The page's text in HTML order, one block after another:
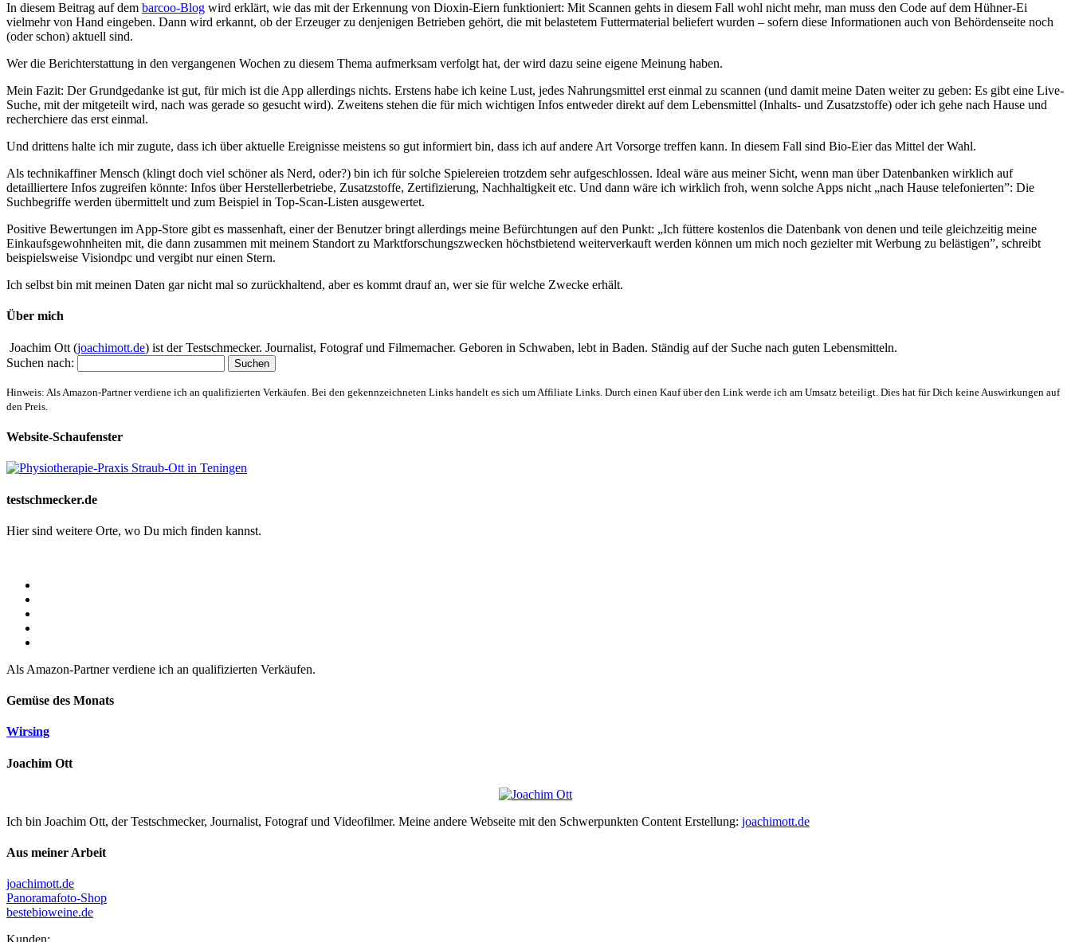
In diesem Beitrag auf dem barcoo-Blog wird erklärt, wie das mit der Erkennung von Dioxin-Eiern funktioniert: Mit Scannen gehts in diesem Fall wohl nicht mehr, man muss den Code auf dem Hühner-Ei
vielmehr von Hand eingeben. Dann wird erkannt, ob der Erzeuger zu denjenigen Betrieben gehört, die mit belastetem Futtermaterial beliefert wurden – sofern diese Informationen auch von Behördenseite noch
(oder schon) aktuell sind.
Wer die Berichterstattung in den vergangenen Wochen zu diesem Thema aufmerksam verfolgt hat, der wird dazu seine eigene Meinung haben.
Mein Fazit: Der Grundgedanke ist gut, für mich ist die App allerdings nichts. Erstens habe ich keine Lust, jedes Nahrungsmittel erst einmal zu scannen (und damit meine Daten weiter zu geben: Es gibt eine Live-
Suche, mit der mitgeteilt wird, nach was gerade so gesucht wird). Zweitens stehen die für mich wichtigen Infos entweder direkt auf dem Lebensmittel (Inhalts- und Zusatzstoffe) oder ich gehe nach Hause und
recherchiere das erst einmal.
Und drittens halte ich mir zugute, dass ich über aktuelle Ereignisse meistens so gut informiert bin, dass ich auf andere Art Vorsorge treffen kann. In diesem Fall sind Bio-Eier das Mittel der Wahl.
Als technikaffiner Mensch (klingt doch viel schöner als Nerd, oder?) bin ich für solche Spielereien trotzdem sehr aufgeschlossen. Ideal wäre aus meiner Sicht, wenn man über Datenbanken wirklich auf
detailliertere Infos zugreifen könnte: Infos über Herstellerbetriebe, Zusatzstoffe, Zertifizierung, Nachhaltigkeit etc. Und dann wäre ich wirklich froh, wenn solche Apps nicht „nach Hause telefonierten”: Die
Suchbegriffe werden übermittelt und zum Beispiel in Top-Scan-Listen ausgewertet.
Positive Bewertungen im App-Store gibt es massenhaft, einer der Benutzer bringt allerdings meine Befürchtungen auf den Punkt: „Ich füttere kostenlos die Datenbank von denen und teile gleichzeitig meine
Einkaufsgewohnheiten mit, die dann zusammen mit meinem Standort zu Marktforschungszwecken höchstbietend weiterverkauft werden können um mich noch gezielter mit Werbung zu belästigen”, schreibt
beispielsweise Visiondpc und vergibt nur einen Stern.
Ich selbst bin mit meinen Daten gar nicht mal so zurückhaltend, aber es kommt drauf an, wer sie für welche Zwecke erhält.
Über mich
Joachim Ott (joachimott.de) ist der Testschmecker. Journalist, Fotograf und Filmemacher. Geboren in Schwaben, lebt in Baden. Ständig auf der Suche nach guten Lebensmitteln.
Suchen nach:
Hinweis: Als Amazon-Partner verdiene ich an qualifizierten Verkäufen. Bei den gekennzeichneten Links handelt es sich um Affiliate Links. Durch einen Kauf über den Link werde ich am Umsatz beteiligt. Dies hat für Dich keine Auswirkungen auf
den Preis.
Website-Schaufenster
testschmecker.de
Hier sind weitere Orte, wo Du mich finden kannst.
Als Amazon-Partner verdiene ich an qualifizierten Verkäufen.
Gemüse des Monats
Wirsing
Joachim Ott
Ich bin Joachim Ott, der Testschmecker, Journalist, Fotograf und Videofilmer. Meine andere Webseite mit den Schwerpunkten Content Erstellung: joachimott.de
Aus meiner Arbeit
joachimott.de
Panoramafoto-Shop
bestebioweine.de